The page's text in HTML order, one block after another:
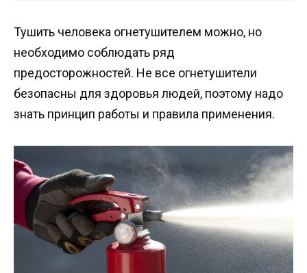
Тушить человека огнетушителем можно, но
необходимо соблюдать ряд
предосторожностей. Не все огнетушители
безопасны для здоровья людей, поэтому надо
знать принцип работы и правила применения.